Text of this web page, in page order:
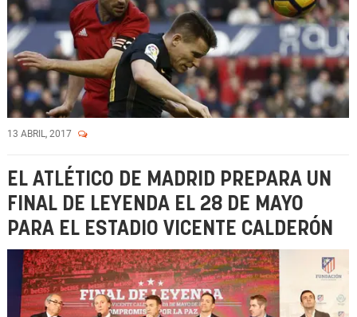
13 ABRIL, 2017
EL ATLÉTICO DE MADRID PREPARA UN
FINAL DE LEYENDA EL 28 DE MAYO
PARA EL ESTADIO VICENTE CALDERÓN